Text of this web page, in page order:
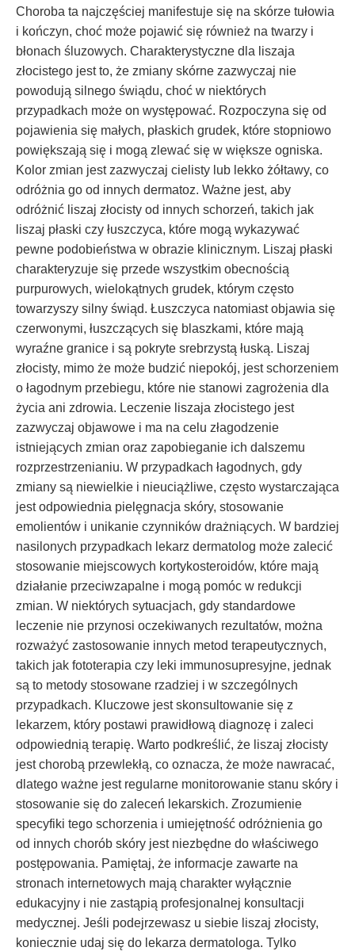
Choroba ta najczęściej manifestuje się na skórze tułowia
i kończyn, choć może pojawić się również na twarzy i
błonach śluzowych. Charakterystyczne dla liszaja
złocistego jest to, że zmiany skórne zazwyczaj nie
powodują silnego świądu, choć w niektórych
przypadkach może on występować. Rozpoczyna się od
pojawienia się małych, płaskich grudek, które stopniowo
powiększają się i mogą zlewać się w większe ogniska.
Kolor zmian jest zazwyczaj cielisty lub lekko żółtawy, co
odróżnia go od innych dermatoz. Ważne jest, aby
odróżnić liszaj złocisty od innych schorzeń, takich jak
liszaj płaski czy łuszczyca, które mogą wykazywać
pewne podobieństwa w obrazie klinicznym. Liszaj płaski
charakteryzuje się przede wszystkim obecnością
purpurowych, wielokątnych grudek, którym często
towarzyszy silny świąd. Łuszczyca natomiast objawia się
czerwonymi, łuszczących się blaszkami, które mają
wyraźne granice i są pokryte srebrzystą łuską. Liszaj
złocisty, mimo że może budzić niepokój, jest schorzeniem
o łagodnym przebiegu, które nie stanowi zagrożenia dla
życia ani zdrowia. Leczenie liszaja złocistego jest
zazwyczaj objawowe i ma na celu złagodzenie
istniejących zmian oraz zapobieganie ich dalszemu
rozprzestrzenianiu. W przypadkach łagodnych, gdy
zmiany są niewielkie i nieuciążliwe, często wystarczająca
jest odpowiednia pielęgnacja skóry, stosowanie
emolientów i unikanie czynników drażniących. W bardziej
nasilonych przypadkach lekarz dermatolog może zalecić
stosowanie miejscowych kortykosteroidów, które mają
działanie przeciwzapalne i mogą pomóc w redukcji
zmian. W niektórych sytuacjach, gdy standardowe
leczenie nie przynosi oczekiwanych rezultatów, można
rozważyć zastosowanie innych metod terapeutycznych,
takich jak fototerapia czy leki immunosupresyjne, jednak
są to metody stosowane rzadziej i w szczególnych
przypadkach. Kluczowe jest skonsultowanie się z
lekarzem, który postawi prawidłową diagnozę i zaleci
odpowiednią terapię. Warto podkreślić, że liszaj złocisty
jest chorobą przewlekłą, co oznacza, że może nawracać,
dlatego ważne jest regularne monitorowanie stanu skóry i
stosowanie się do zaleceń lekarskich. Zrozumienie
specyfiki tego schorzenia i umiejętność odróżnienia go
od innych chorób skóry jest niezbędne do właściwego
postępowania. Pamiętaj, że informacje zawarte na
stronach internetowych mają charakter wyłącznie
edukacyjny i nie zastąpią profesjonalnej konsultacji
medycznej. Jeśli podejrzewasz u siebie liszaj złocisty,
koniecznie udaj się do lekarza dermatologa. Tylko